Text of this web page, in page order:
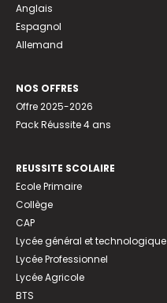
Anglais
Espagnol
Allemand
NOS OFFRES
Offre 2025-2026
Pack Réussite 4 ans
REUSSITE SCOLAIRE
Ecole Primaire
Collège
CAP
Lycée général et technologique
Lycée Professionnel
Lycée Agricole
BTS